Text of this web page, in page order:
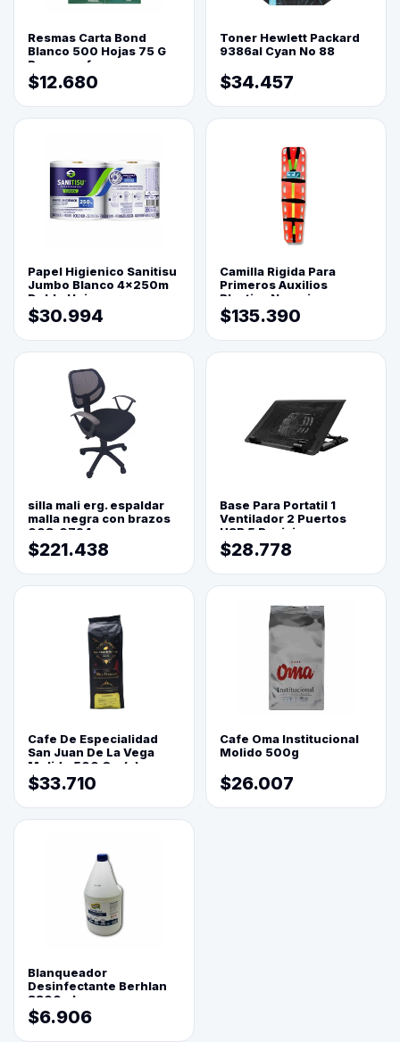
Resmas Carta Bond
Blanco 500 Hojas 75 G
Reprograf.
$12.680
Toner Hewlett Packard
9386al Cyan No 88
$34.457
Papel Higienico Sanitisu
Jumbo Blanco 4x250m
Doble Hoja
$30.994
Camilla Rigida Para
Primeros Auxilios
Plastica Naranja
$135.390
silla mali erg. espaldar
malla negra con brazos
003-0794
$221.438
Base Para Portatil 1
Ventilador 2 Puertos
USB 5 Posiciones
$28.778
Cafe De Especialidad
San Juan De La Vega
Molido 500 Grs(=)
$33.710
Cafe Oma Institucional
Molido 500g
$26.007
Blanqueador
Desinfectante Berhlan
3800ml
$6.906